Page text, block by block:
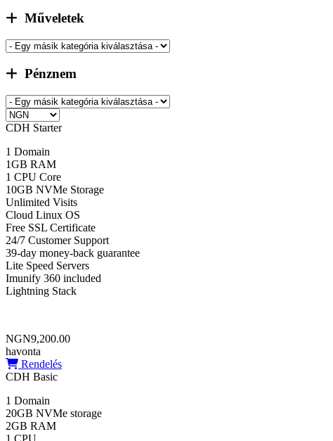
Műveletek
Pénznem
CDH Starter
1 Domain
1GB RAM
1 CPU Core
10GB NVMe Storage
Unlimited Visits
Cloud Linux OS
Free SSL Certificate
24/7 Customer Support
39-day money-back guarantee
Lite Speed Servers
Imunify 360 included
Lightning Stack
NGN9,200.00
havonta
Rendelés
CDH Basic
1 Domain
20GB NVMe storage
2GB RAM
1 CPU